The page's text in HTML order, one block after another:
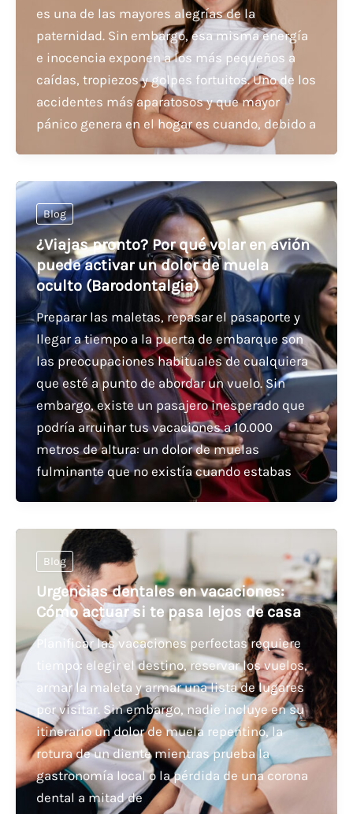
es una de las mayores alegrías de la
paternidad. Sin embargo, esa misma energía
e inocencia exponen a los más pequeños a
caídas, tropiezos y golpes fortuitos. Uno de los
accidentes más aparatosos y que mayor
pánico genera en el hogar es cuando, debido a
Blog
¿Viajas pronto? Por qué volar en avión
puede activar un dolor de muela
oculto (Barodontalgia)
Preparar las maletas, repasar el pasaporte y
llegar a tiempo a la puerta de embarque son
las preocupaciones habituales de cualquiera
que esté a punto de abordar un vuelo. Sin
embargo, existe un pasajero inesperado que
podría arruinar tus vacaciones a 10.000
metros de altura: un dolor de muelas
fulminante que no existía cuando estabas
Blog
Urgencias dentales en vacaciones:
Cómo actuar si te pasa lejos de casa
Planificar las vacaciones perfectas requiere
tiempo: elegir el destino, reservar los vuelos,
armar la maleta y armar una lista de lugares
por visitar. Sin embargo, nadie incluye en su
itinerario un dolor de muela repentino, la
rotura de un diente mientras prueba la
gastronomía local o la pérdida de una corona
dental a mitad de